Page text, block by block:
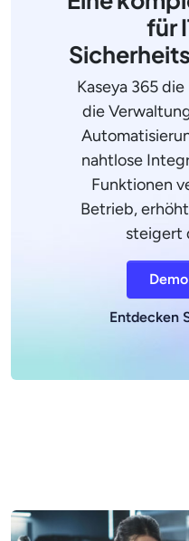
für
Kaseya 365
die
nahtlose
Funktionen
Betrieb,
steigert
Entdecken